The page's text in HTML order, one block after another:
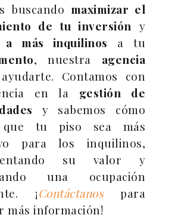
buscando maximizar el
de tu inversión y
más inquilinos a tu
, nuestra agencia
Contamos con
en la gestión de
y sabemos cómo
que tu piso sea más
para los inquilinos,
su valor y
una ocupación
¡Contáctanospara
más información!